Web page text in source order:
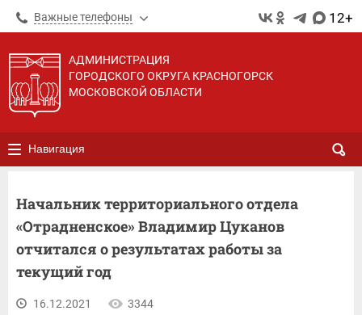
Важные телефоны 12+
АДМИНИСТРАЦИЯ
ГОРОДСКОГО ОКРУГА КРАСНОГОРСК
МОСКОВСКОЙ ОБЛАСТИ
Навигация
Начальник территориального отдела
«Отрадненское» Владимир Цуканов
отчитался о результатах работы за
текущий год
16.12.2021 3344